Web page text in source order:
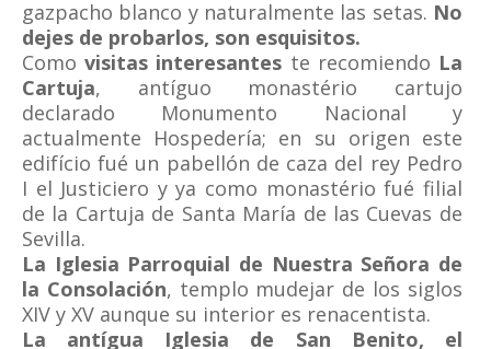
gazpacho blanco y naturalmente las setas. No
dejes de probarlos, son esquisitos.
Comovisitas interesantes te recomiendo La
Cartuja, antíguo monastério cartujo
declarado Monumento Nacional y
actualmente Hospedería; en su origen este
edifício fué un pabellón de caza del rey Pedro
I el Justiciero y ya como monastério fué filial
de la Cartuja de Santa María de las Cuevas de
Sevilla.
La Iglesia Parroquial de Nuestra Señora de
la Consolación, templo mudejar de los siglos
XIV y XV aunque su interior es renacentista.
La antígua Iglesia de San Benito, el